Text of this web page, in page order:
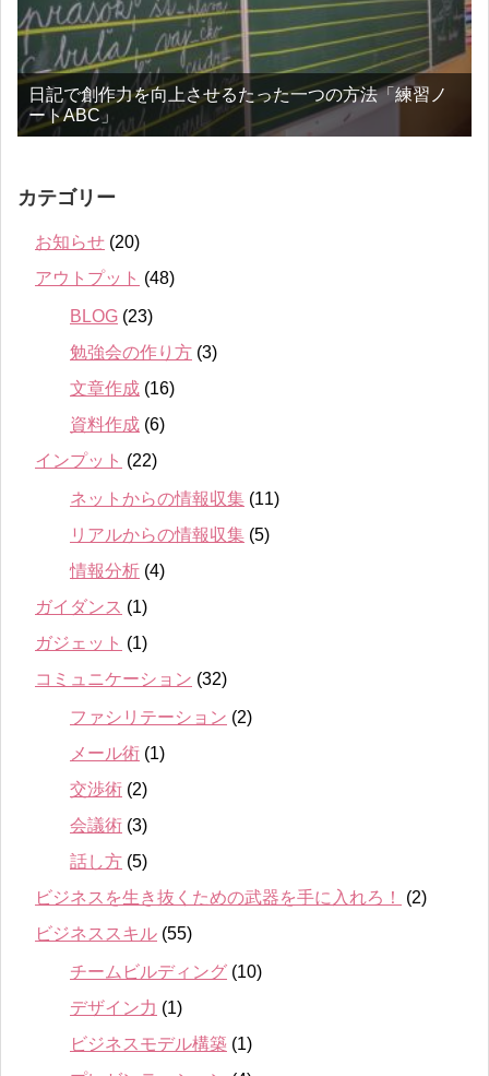
日記で創作力を向上させるたった一つの方法「練習ノ
ートABC」
カテゴリー
お知らせ (20)
アウトプット (48)
BLOG (23)
勉強会の作り方 (3)
文章作成 (16)
資料作成 (6)
インプット (22)
ネットからの情報収集 (11)
リアルからの情報収集 (5)
情報分析 (4)
ガイダンス (1)
ガジェット (1)
コミュニケーション (32)
ファシリテーション (2)
メール術 (1)
交渉術 (2)
会議術 (3)
話し方 (5)
ビジネスを生き抜くための武器を手に入れろ！
(2)
ビジネススキル (55)
チームビルディング (10)
デザイン力 (1)
ビジネスモデル構築 (1)